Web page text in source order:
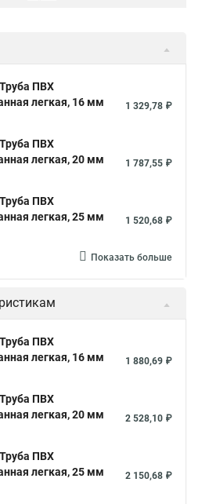
ПВХ
легкая, 16 мм
1 329,78 ₽
ПВХ
легкая, 20 мм
1 787,55 ₽
ПВХ
легкая, 25 мм
1 520,68 ₽
Показать больше
ПВХ
легкая, 16 мм
1 880,69 ₽
ПВХ
легкая, 20 мм
2 528,10 ₽
ПВХ
легкая, 25 мм
2 150,68 ₽